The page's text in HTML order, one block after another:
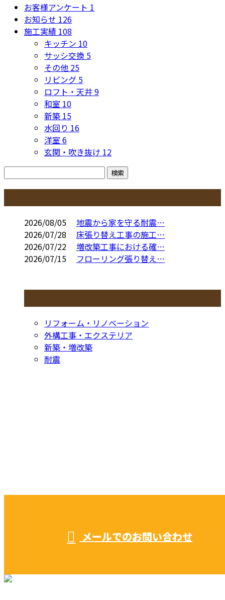
お客様アンケート 1
お知らせ 126
施工実績 108
キッチン 10
サッシ交換 5
その他 25
リビング 5
ロフト・天井9
和室 10
新築 15
水回り 16
洋室 6
玄関・吹き抜け 12
2026/08/05
地震から家を守る耐震…
2026/07/28
床張り替え工事の施工…
2026/07/22
増改築工事における確…
2026/07/15
フローリング張り替え…
リフォーム・リノベーション
外構工事・エクステリア
新築・増改築
耐震
メールでのお問い合わせ